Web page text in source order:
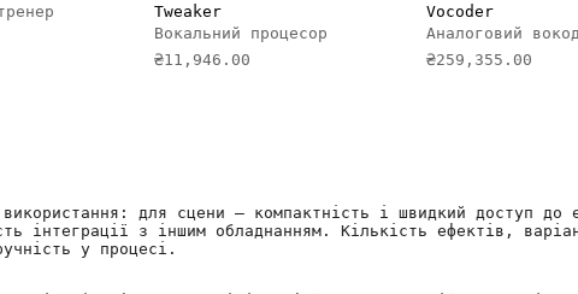
Tweaker
Вокальний процесор
₴11,946.00
Vocoder
Аналоговий
₴259,355.00
для сцени — компактність і швидкий доступ до
інтеграції з іншим обладнанням. Кількість ефектів,
у процесі.